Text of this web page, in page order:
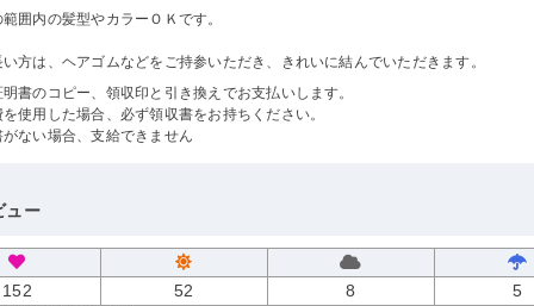
囲内の髪型やカラーＯＫです。
方は、ヘアゴムなどをご持参いただき、きれいに結んでいただきます。
書のコピー、領収印と引き換えでお支払いします。
使用した場合、必ず領収書をお持ちください。
ない場合、支給できません
ュー
152 52 8 5